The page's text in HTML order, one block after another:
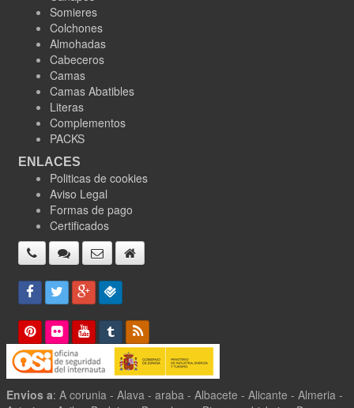
Somieres
Colchones
Almohadas
Cabeceros
Camas
Camas Abatibles
Literas
Complementos
PACKS
ENLACES
Politicas de cookies
Aviso Legal
Formas de pago
Certificados
Envios a: A corunia - Alava - araba - Albacete - Alicante - Almeria -